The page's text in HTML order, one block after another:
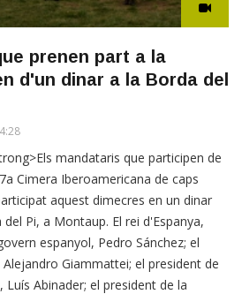
prenen part a la
d'un dinar a la Borda del
mandataris que participen de
Cimera Iberoamericana de caps
aquest dimecres en un dinar
Pi, a Montaup. El rei d'Espanya,
espanyol, Pedro Sánchez; el
Giammattei; el president de
Abinader; el president de la